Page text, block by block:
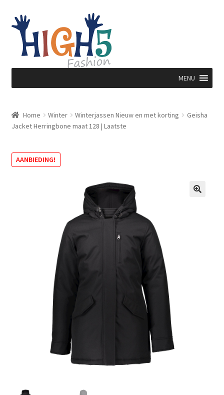
Ga
door
naar
navigatie
Ga
direct
naar
inhoud
MENU
Home Winter Winterjassen Nieuw en met korting
Geisha
Jacket Herringbone maat 128 | Laatste
AANBIEDING!